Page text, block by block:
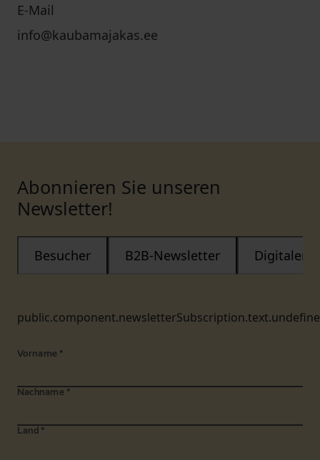
E-Mail
info@kaubamajakas.ee
Abonnieren Sie unseren
Newsletter!
Besucher B2B-Newsletter Digitaler
Vorname *
Nachname *
Land *